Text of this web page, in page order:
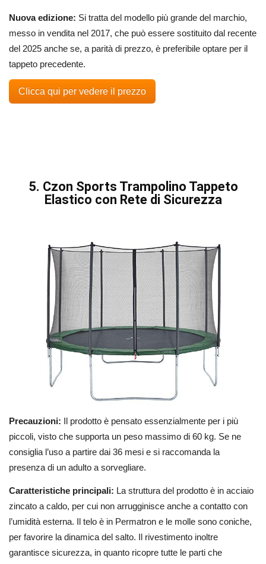
Nuova edizione: Si tratta del modello più grande del marchio,
messo in vendita nel 2017, che può essere sostituito dal recente
del 2025 anche se, a parità di prezzo, è preferibile optare per il
tappeto precedente.
Clicca qui per vedere il prezzo
5. Czon Sports Trampolino Tappeto
Elastico con Rete di Sicurezza
Precauzioni: Il prodotto è pensato essenzialmente per i più
piccoli, visto che supporta un peso massimo di 60 kg. Se ne
consiglia l’uso a partire dai 36 mesi e si raccomanda la
presenza di un adulto a sorvegliare.
Caratteristiche principali: La struttura del prodotto è in acciaio
zincato a caldo, per cui non arrugginisce anche a contatto con
l’umidità esterna. Il telo è in Permatron e le molle sono coniche,
per favorire la dinamica del salto. Il rivestimento inoltre
garantisce sicurezza, in quanto ricopre tutte le parti che